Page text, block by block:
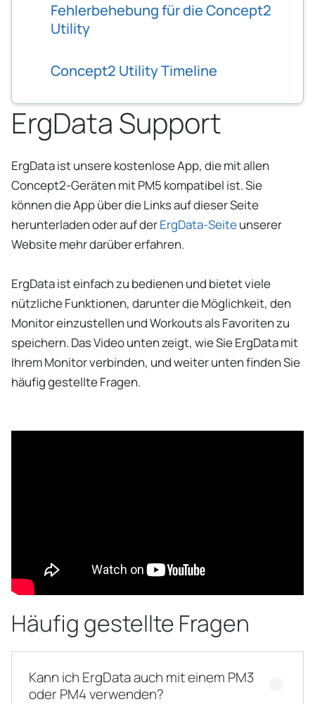
Fehlerbehebung für die Concept2
Utility
Concept2 Utility Timeline
ErgData Support
ErgData ist unsere kostenlose App, die mit allen
Concept2-Geräten mit PM5 kompatibel ist. Sie
können die App über die Links auf dieser Seite
herunterladen oder auf derErgData-Seiteunserer
Website mehr darüber erfahren.
ErgData ist einfach zu bedienen und bietet viele
nützliche Funktionen, darunter die Möglichkeit, den
Monitor einzustellen und Workouts als Favoriten zu
speichern. Das Video unten zeigt, wie Sie ErgData mit
Ihrem Monitor verbinden, und weiter unten finden Sie
häufig gestellte Fragen.
Häufig gestellte Fragen
Kann ich ErgData auch mit einem PM3
oder PM4 verwenden?